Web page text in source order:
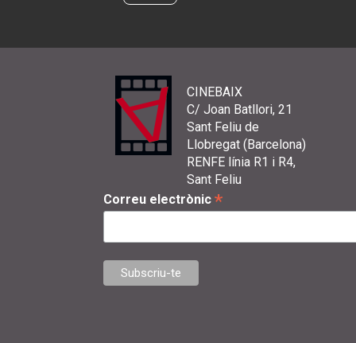
CINEBAIX
C/ Joan Batllori, 21
Sant Feliu de
Llobregat (Barcelona)
RENFE línia R1 i R4,
Sant Feliu
Correu electrònic *